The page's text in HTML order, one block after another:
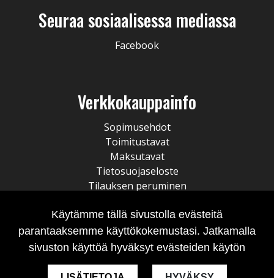
Seuraa sosiaalisessa mediassa
Facebook
Verkkokauppainfo
Sopimusehdot
Toimitustavat
Maksutavat
Tietosuojaseloste
Tilauksen peruminen
Käytämme tällä sivustolla evästeitä
parantaaksemme käyttökokemustasi. Jatkamalla
sivuston käyttöä hyväksyt evästeiden käytön